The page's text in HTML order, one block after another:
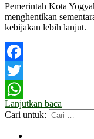
Pemerintah Kota
menghentikan
kebijakan lebih lanjut.
Facebook
Twitter
WhatsApp
Lanjutkan baca
Cari untuk: